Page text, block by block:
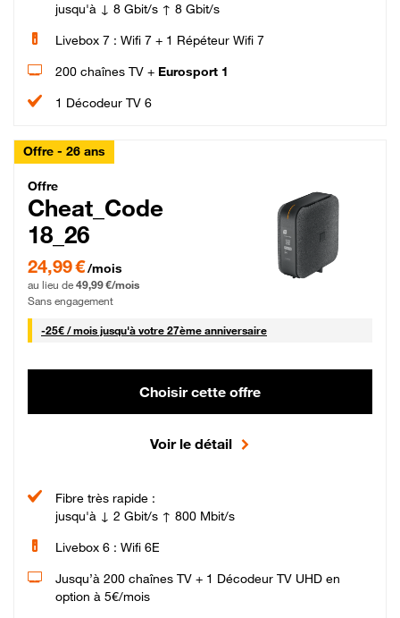
jusqu'à ↓ 8 Gbit/s ↑ 8 Gbit/s
Livebox 7 : Wifi 7 + 1 Répéteur Wifi 7
200 chaînes TV + Eurosport 1
1 Décodeur TV 6
Offre - 26 ans
Cheat_Code Fibre_18_26
Offre
Cheat_Code
18_26
24,99 € par mois pendant 0 mois puis 49,99 € par mois, Sans engagement
24,99 €/mois
au lieu de 49,99 €/mois
Sans engagement
-25€ / mois25 € par mois
jusqu'à votre 27ème anniversaire
Choisir cette offre
Voir le détail
Fibre très rapide :
jusqu'à ↓ 2 Gbit/s ↑ 800 Mbit/s
Livebox 6 : Wifi 6E
Jusqu’à 200 chaînes TV + 1 Décodeur TV UHD en
option à 5€/mois